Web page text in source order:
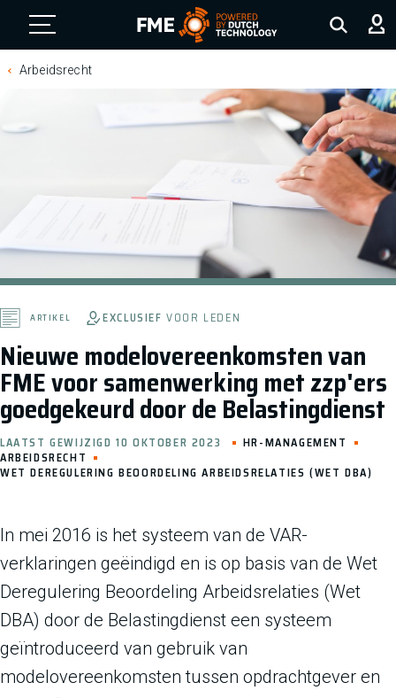
FME Logo, to the homepage
Arbeidsrecht
Nieuwe modelovereenkomsten van
FME voor samenwerking met zzp'ers
goedgekeurd door de Belastingdienst
ARTIKEL EXCLUSIEFVOOR LEDEN
LAATST GEWIJZIGD 10 OKTOBER 2023
HR-MANAGEMENT
ARBEIDSRECHT
WET DEREGULERING BEOORDELING ARBEIDSRELATIES (WET DBA)
In mei 2016 is het systeem van de VAR-
verklaringen geëindigd en is op basis van de Wet
Deregulering Beoordeling Arbeidsrelaties (Wet
DBA) door de Belastingdienst een systeem
geïntroduceerd van gebruik van
modelovereenkomsten tussen opdrachtgever en